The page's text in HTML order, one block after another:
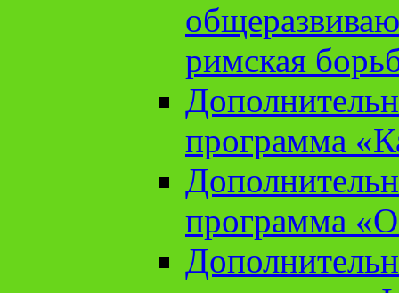
римская
программа
программа